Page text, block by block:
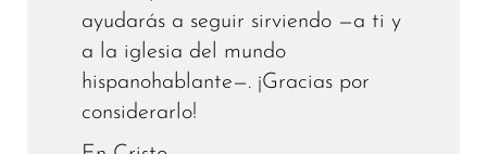
ayudarás a seguir sirviendo —a ti y
a la iglesia del mundo
hispanohablante—. ¡Gracias por
considerarlo!